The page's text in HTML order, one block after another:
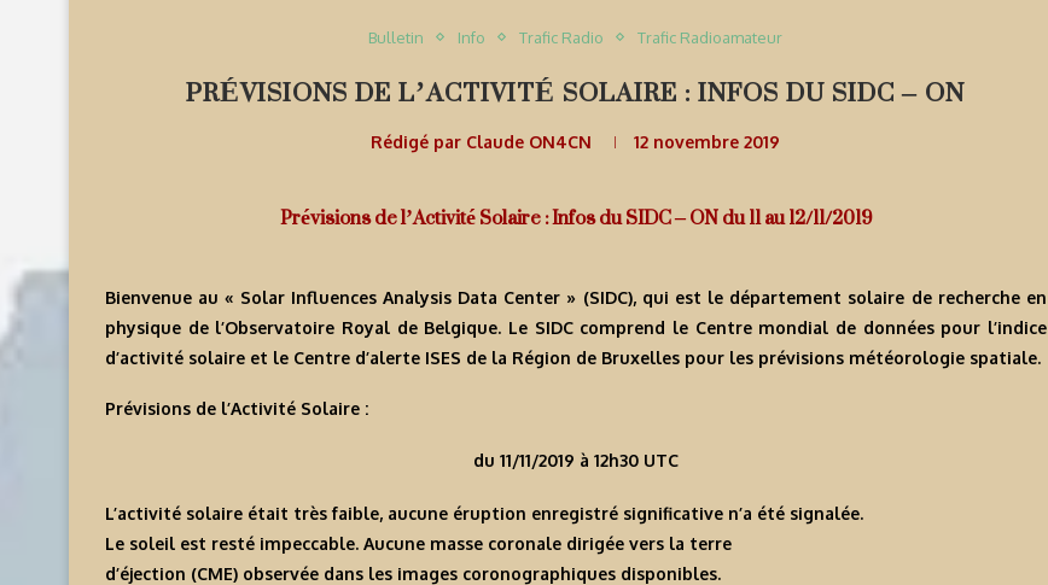
Bulletin Info Trafic Radio Trafic Radioamateur
PRÉVISIONS DE L’ACTIVITÉ SOLAIRE : INFOS DU SIDC – ON
Rédigé par Claude ON4CN 12 novembre 2019
Prévisions de l’Activité Solaire : Infos du SIDC – ON du 11 au 12/11/2019
Bienvenue au « Solar Influences Analysis Data Center » (SIDC), qui est le département solaire de recherche en
physique de l’Observatoire Royal de Belgique. Le SIDC comprend le Centre mondial de données pour l’indice
d’activité solaire et le Centre d’alerte ISES de la Région de Bruxelles pour les prévisions météorologie spatiale.
Prévisions de l’Activité Solaire :
du 11/11/2019 à 12h30 UTC
L’activité solaire était très faible, aucune éruption enregistré significative n’a été signalée.
Le soleil est resté impeccable. Aucune masse coronale dirigée vers la terre
d’éjection (CME) observée dans les images coronographiques disponibles.